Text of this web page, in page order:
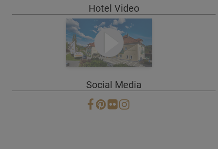
Hotel Video
Social Media